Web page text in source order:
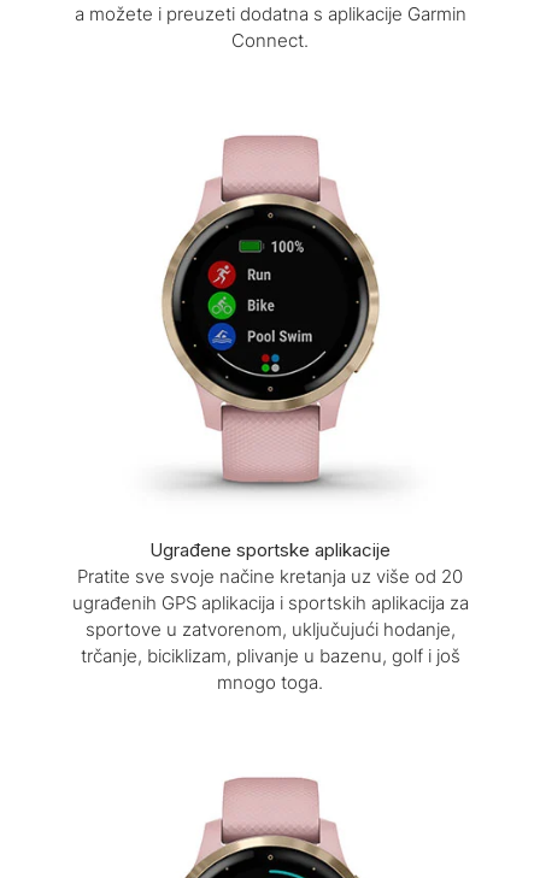
a možete i preuzeti dodatna s aplikacije Garmin
Connect.
Ugrađene sportske aplikacije
Pratite sve svoje načine kretanja uz više od 20
ugrađenih GPS aplikacija i sportskih aplikacija za
sportove u zatvorenom, uključujući hodanje,
trčanje, biciklizam, plivanje u bazenu, golf i još
mnogo toga.